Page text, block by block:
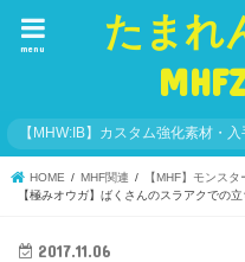
たまれ
menu
【MHW:IB】カスタム強化素材・入
HOME MHF関連 【MHF】モンス
【極みオウガ】ばくさんのスラアクでの
2017.11.06